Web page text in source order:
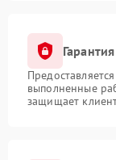
выполненные
защищает